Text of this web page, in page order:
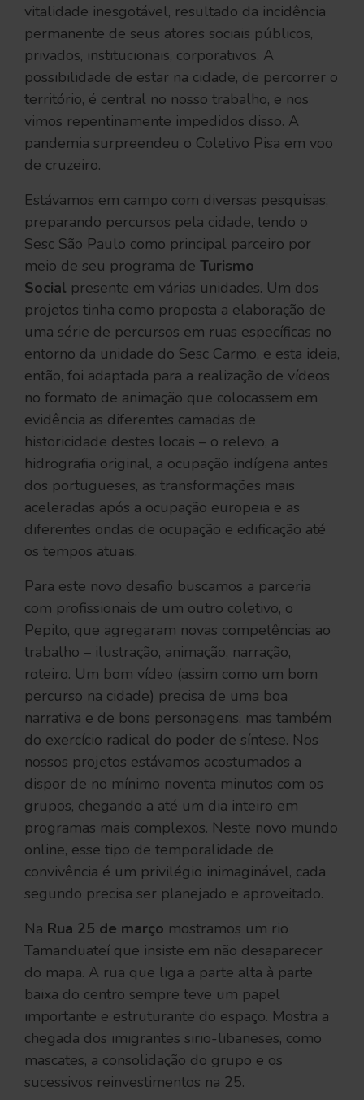
vitalidade inesgotável, resultado da incidência
permanente de seus atores sociais públicos,
privados, institucionais, corporativos. A
possibilidade de estar na cidade, de percorrer o
território, é central no nosso trabalho, e nos
vimos repentinamente impedidos disso. A
pandemia surpreendeu o Coletivo Pisa em voo
de cruzeiro.
Estávamos em campo com diversas pesquisas,
preparando percursos pela cidade, tendo o
Sesc São Paulo como principal parceiro por
meio de seu programa de Turismo
Social presente em várias unidades. Um dos
projetos tinha como proposta a elaboração de
uma série de percursos em ruas específicas no
entorno da unidade do Sesc Carmo, e esta ideia,
então, foi adaptada para a realização de vídeos
no formato de animação que colocassem em
evidência as diferentes camadas de
historicidade destes locais – o relevo, a
hidrografia original, a ocupação indígena antes
dos portugueses, as transformações mais
aceleradas após a ocupação europeia e as
diferentes ondas de ocupação e edificação até
os tempos atuais.
Para este novo desafio buscamos a parceria
com profissionais de um outro coletivo, o
Pepito, que agregaram novas competências ao
trabalho – ilustração, animação, narração,
roteiro. Um bom vídeo (assim como um bom
percurso na cidade) precisa de uma boa
narrativa e de bons personagens, mas também
do exercício radical do poder de síntese. Nos
nossos projetos estávamos acostumados a
dispor de no mínimo noventa minutos com os
grupos, chegando a até um dia inteiro em
programas mais complexos. Neste novo mundo
online, esse tipo de temporalidade de
convivência é um privilégio inimaginável, cada
segundo precisa ser planejado e aproveitado.
Na Rua 25 de março mostramos um rio
Tamanduateí que insiste em não desaparecer
do mapa. A rua que liga a parte alta à parte
baixa do centro sempre teve um papel
importante e estruturante do espaço. Mostra a
chegada dos imigrantes sirio-libaneses, como
mascates, a consolidação do grupo e os
sucessivos reinvestimentos na 25.